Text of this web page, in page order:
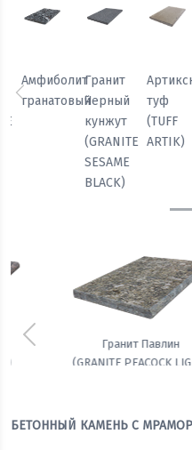
Мрамор
паллодио
Гранит
Табак
(GRANITE
TAN
BROWN)
Гранит
Павлин
PEACOCK
Предыдущий
Гранит Белла
(GRANITE BELLA WHITE)
Предыдущий
БЕТОННЫЙ КАМЕНЬ С